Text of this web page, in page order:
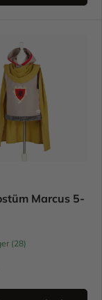
Marcus 5-
(28)